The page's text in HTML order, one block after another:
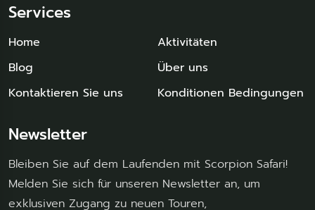
Services
Home
Aktivitäten
Blog
Über uns
Kontaktieren Sie uns
Konditionen Bedingungen
Newsletter
Bleiben Sie auf dem Laufenden mit Scorpion Safari!
Melden Sie sich für unseren Newsletter an, um
exklusiven Zugang zu neuen Touren,